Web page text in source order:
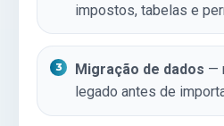
impostos, tabelas e
Migração de dados —
legado antes de